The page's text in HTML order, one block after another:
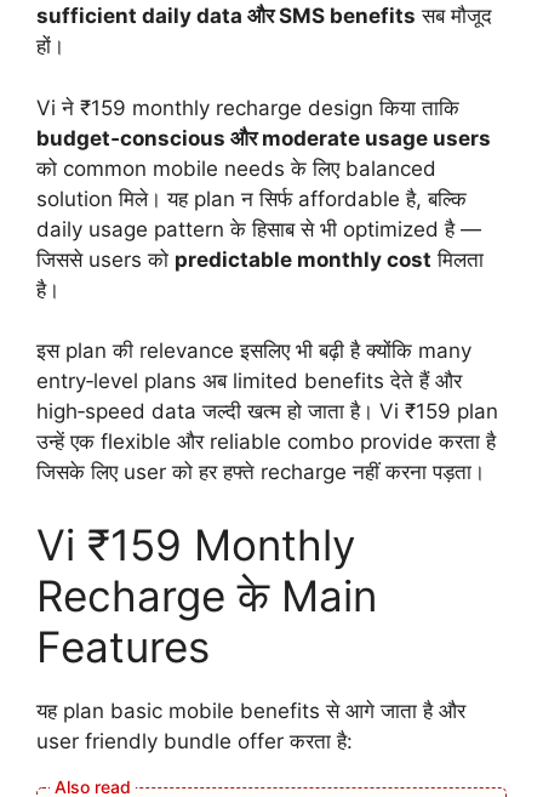
sufficient daily data और SMS benefits सब मौजूद
हों।
Vi ने ₹159 monthly recharge design किया ताकि
budget‑conscious और moderate usage users
को common mobile needs के लिए balanced
solution मिले। यह plan न सिर्फ affordable है, बल्कि
daily usage pattern के हिसाब से भी optimized है —
जिससे users को predictable monthly cost मिलता
है।
इस plan की relevance इसलिए भी बढ़ी है क्योंकि many
entry‑level plans अब limited benefits देते हैं और
high‑speed data जल्दी खत्म हो जाता है। Vi ₹159 plan
उन्हें एक flexible और reliable combo provide करता है
जिसके लिए user को हर हफ्ते recharge नहीं करना पड़ता।
Vi ₹159 Monthly
Recharge के Main
Features
यह plan basic mobile benefits से आगे जाता है और
user friendly bundle offer करता है: